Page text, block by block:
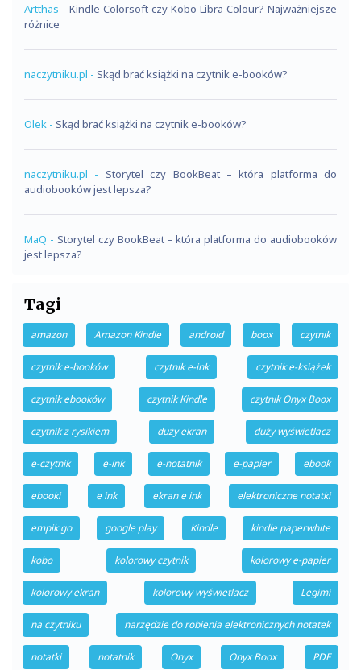
Artthas - Kindle Colorsoft czy Kobo Libra Colour? Najważniejsze
różnice
naczytniku.pl - Skąd brać książki na czytnik e-booków?
Olek - Skąd brać książki na czytnik e-booków?
naczytniku.pl - Storytel czy BookBeat – która platforma do
audiobooków jest lepsza?
MaQ - Storytel czy BookBeat – która platforma do audiobooków
jest lepsza?
Tagi
amazon Amazon Kindle android boox czytnik
czytnik e-booków czytnik e-ink czytnik e-książek
czytnik ebooków czytnik Kindle czytnik Onyx Boox
czytnik z rysikiem duży ekran duży wyświetlacz
e-czytnik e-ink e-notatnik e-papier ebook
ebooki e ink ekran e ink elektroniczne notatki
empik go google play Kindle kindle paperwhite
kobo kolorowy czytnik kolorowy e-papier
kolorowy ekran kolorowy wyświetlacz Legimi
na czytniku narzędzie do robienia elektronicznych notatek
notatki notatnik Onyx Onyx Boox PDF